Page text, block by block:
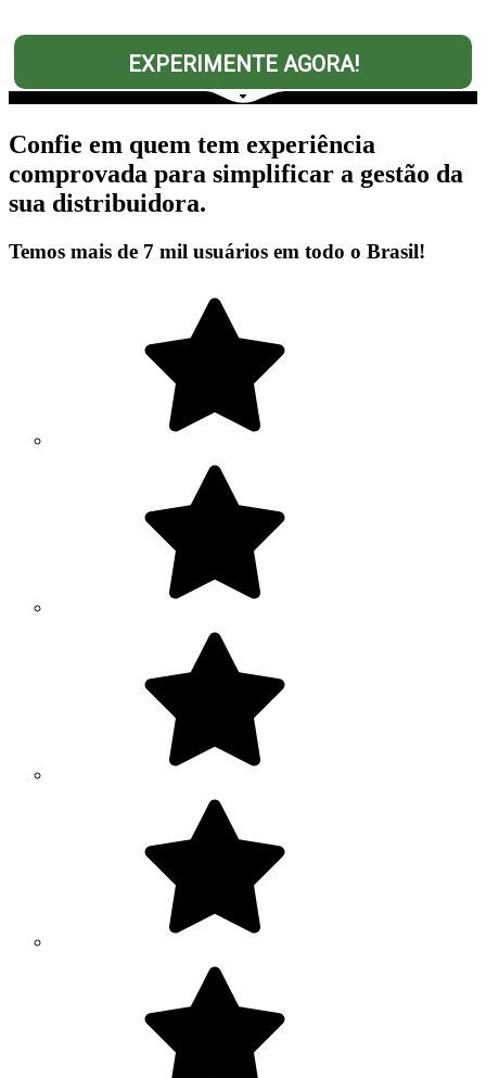
EXPERIMENTE AGORA!
Confie em quem tem experiência
comprovada para simplificar a gestão da
sua distribuidora.
Temos mais de 7 mil usuários em todo o Brasil!